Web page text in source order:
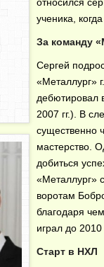
ученика,
За команду
Сергей
«Металлург»
дебютировал
2007 гг.). В
существенно
мастерство.
добиться
«Металлург»
воротам
благодаря
играл до 2010
Старт в НХЛ